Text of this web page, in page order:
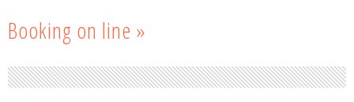
Booking on line »